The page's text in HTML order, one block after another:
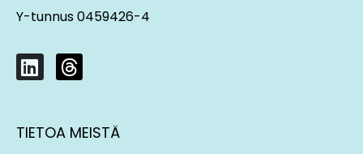
Y-tunnus 0459426-4
L
i
k
e
T
h
e
a
TIETOA MEISTÄ